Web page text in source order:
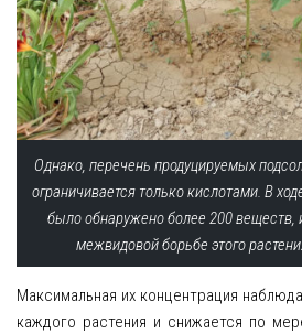
Однако, перечень продуцируемых
ограничивается только кислотами. В
было обнаружено более 200
межвидовой борьбе этого
Максимальная их концентрация
каждого растения и снижается по